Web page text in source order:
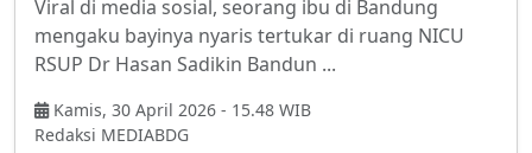
Viral di media sosial, seorang ibu di Bandung
mengaku bayinya nyaris tertukar di ruang NICU
RSUP Dr Hasan Sadikin Bandun ...
Kamis, 30 April 2026 - 15.48 WIB
Redaksi MEDIABDG